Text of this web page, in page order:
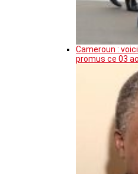
Cameroun :
promus ce 03